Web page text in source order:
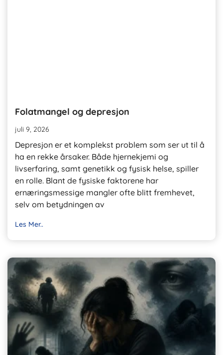
Folatmangel og depresjon
juli 9, 2026
Depresjon er et komplekst problem som ser ut til å
ha en rekke årsaker. Både hjernekjemi og
livserfaring, samt genetikk og fysisk helse, spiller
en rolle. Blant de fysiske faktorene har
ernæringsmessige mangler ofte blitt fremhevet,
selv om betydningen av
Les Mer..